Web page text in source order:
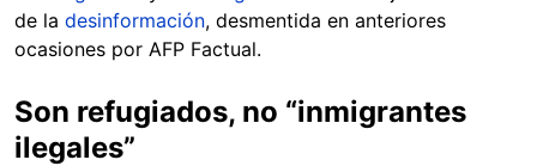
de la desinformación, desmentida en anteriores
ocasiones por AFP Factual.
Son refugiados, no “inmigrantes
ilegales”